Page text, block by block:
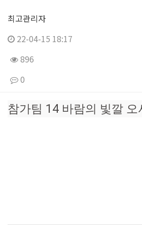
최고관리자
22-04-15 18:17
896
0
본문
참가팀 14 바람의 빛깔 오